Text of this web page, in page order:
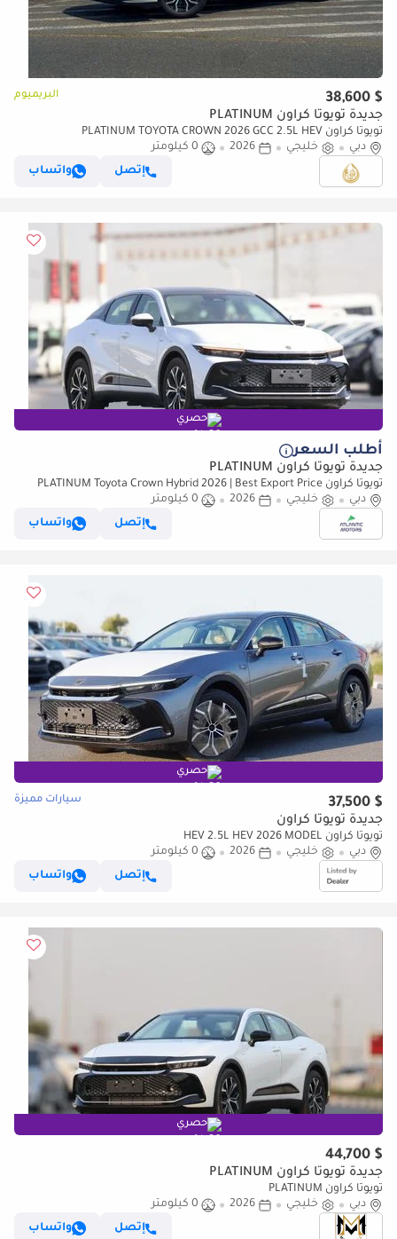
$ 38,600 البريميوم
جديدة تويوتا كراون PLATINUM
تويوتا كراون PLATINUM TOYOTA CROWN 2026 GCC 2.5L HEV
دبي
خليجي 2026
0 كيلومتر
إتصل
واتساب
حصري
أطلب السعر
جديدة تويوتا كراون PLATINUM
تويوتا كراون PLATINUM Toyota Crown Hybrid 2026 | Best Export Price
(للتصدير فقط)
دبي خليجي 2026
0 كيلومتر
إتصل
واتساب
حصري
$ 37,500 سيارات مميزة
جديدة تويوتا كراون
تويوتا كراون HEV 2.5L HEV 2026 MODEL
دبي
خليجي 2026
0 كيلومتر
إتصل
واتساب
حصري
$ 44,700
جديدة تويوتا كراون PLATINUM
تويوتا كراون PLATINUM
دبي
خليجي 2026
0 كيلومتر
إتصل
واتساب